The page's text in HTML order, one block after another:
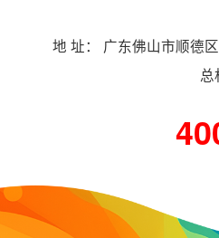
地 址： 广东佛山市顺德
总